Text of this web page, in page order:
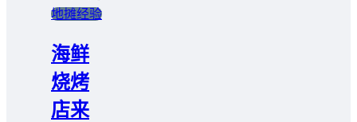
地摊经验
海鲜
烧烤
店来